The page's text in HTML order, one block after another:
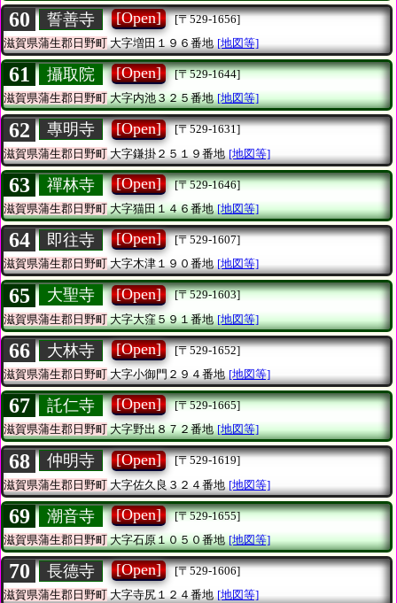
60 誓善寺 [Open]
[〒529-1656]
滋賀県蒲生郡日野町大字増田１９６番地 [地図等]
61 攝取院 [Open]
[〒529-1644]
滋賀県蒲生郡日野町大字内池３２５番地 [地図等]
62 專明寺 [Open]
[〒529-1631]
滋賀県蒲生郡日野町 大字鎌掛２５１９番地 [地図等]
63 禪林寺 [Open]
[〒529-1646]
滋賀県蒲生郡日野町大字猫田１４６番地 [地図等]
64 即往寺 [Open]
[〒529-1607]
滋賀県蒲生郡日野町大字木津１９０番地 [地図等]
65 大聖寺 [Open]
[〒529-1603]
滋賀県蒲生郡日野町大字大窪５９１番地 [地図等]
66 大林寺 [Open]
[〒529-1652]
滋賀県蒲生郡日野町大字小御門２９４番地 [地図等]
67 託仁寺 [Open]
[〒529-1665]
滋賀県蒲生郡日野町大字野出８７２番地 [地図等]
68 仲明寺 [Open]
[〒529-1619]
滋賀県蒲生郡日野町 大字佐久良３２４番地 [地図等]
69 潮音寺 [Open]
[〒529-1655]
滋賀県蒲生郡日野町大字石原１０５０番地 [地図等]
70 長德寺 [Open]
[〒529-1606]
滋賀県蒲生郡日野町大字寺尻１２４番地 [地図等]